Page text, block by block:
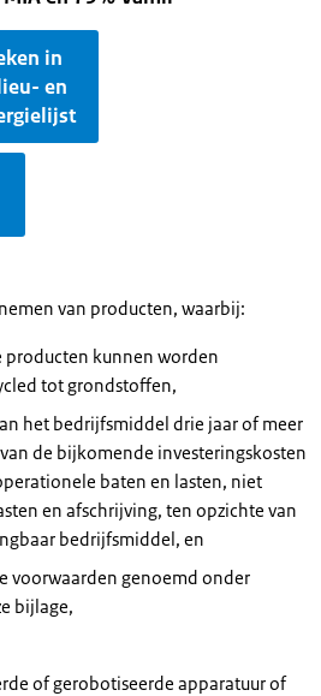
in
en
van producten, waarbij:
producten kunnen worden
tot grondstoffen,
het bedrijfsmiddel drie jaar of meer
de bijkomende investeringskosten
baten en lasten, niet
en afschrijving, ten opzichte van
bedrijfsmiddel, en
voorwaarden genoemd onder
bijlage,
of gerobotiseerde apparatuur of